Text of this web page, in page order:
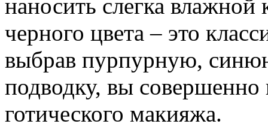
наносить слегка влажной
черного цвета – это
выбрав пурпурную,
подводку, вы
готического макияжа.